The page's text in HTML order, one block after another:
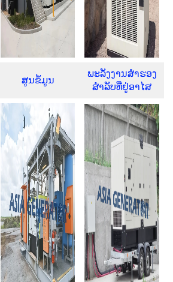
ສູນຂໍ້ມູນ
ພະລັງງານສຳຮອງ
ສຳລັບທີ່ຢູ່ອາໄສ